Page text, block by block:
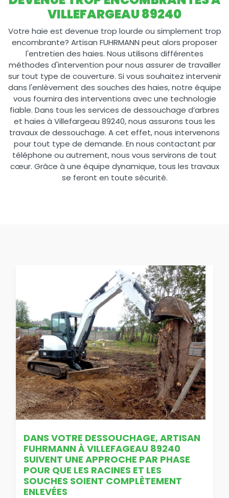
VILLEFARGEAU 89240
Votre haie est devenue trop lourde ou simplement trop
encombrante? Artisan FUHRMANN peut alors proposer
l'entretien des haies. Nous utilisons différentes
méthodes d'intervention pour nous assurer de travailler
sur tout type de couverture. Si vous souhaitez intervenir
dans l'enlèvement des souches des haies, notre équipe
vous fournira des interventions avec une technologie
fiable. Dans tous les services de dessouchage d’arbres
et haies à Villefargeau 89240, nous assurons tous les
travaux de dessouchage. A cet effet, nous intervenons
pour tout type de demande. En nous contactant par
téléphone ou autrement, nous vous servirons de tout
cœur. Grâce à une équipe dynamique, tous les travaux
se feront en toute sécurité.
DANS VOTRE DESSOUCHAGE, ARTISAN
FUHRMANN À VILLEFAGEAU 89240
SUIVENT UNE APPROCHE PAR PHASE
POUR QUE LES RACINES ET LES
SOUCHES SOIENT COMPLÈTEMENT
ENLEVÉES